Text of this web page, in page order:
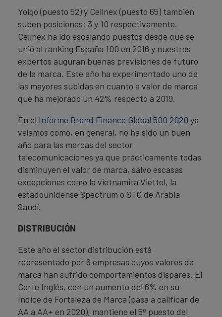
Yoigo (puesto 52) y Cellnex (puesto 65) también
suben posiciones: 3 y 10 respectivamente.
Cellnex ha ido escalando puestos desde que se
unió al ranking España 100 en 2016 y nuestros
expertos auguran buenas previsiones de futuro
de la marca. Este año ha experimentado uno de
las mayores subidas en cuanto a valor de marca
que ha mejorado un 42% respecto a 2019.
En el Informe Brand Finance Global 500 2020 ya
veíamos como, en general, no ha sido un buen
año para las marcas del sector
telecomunicaciones ya que prácticamente todas
disminuyen el valor de marca, salvo escasas
excepciones como la vietnamita Viettel, la
estadounidense Spectrum o STC de Arabia
Saudí.
DISTRIBUCIÓN
Este año el sector distribución está
representado por 6 empresas cuyos valores de
marca han sufrido comportamientos dispares. El
Corte Inglés, con un aumento del 6% en su
Índice de Fortaleza de Marca (pasa a calificar de
AA a AA+ en 2020), mantiene el 5º puesto del